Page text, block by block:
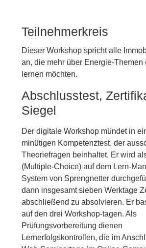
Teilnehmerkreis
Dieser Workshop spricht alle
an, die mehr über Energie-Themen
lernen möchten.
Abschlusstest,
Siegel
Der digitale Workshop mündet in
minütigen Kompetenztest, der
Theoriefragen beinhaltet. Er wird
(Multiple-Choice) auf dem Lern-
System von Sprengnetter
dann insgesamt sieben Werktage
abschließend zu absolvieren. Er
auf den drei Workshop-tagen. Als
Prüfungsvorbereitung dienen
Lernerfolgskontrollen, die im